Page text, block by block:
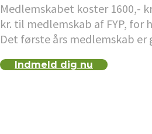
Medlemskabet koster 1600,-
kr. til medlemskab af FYP, for
Det første års medlemskab er
Indmeld dig nu